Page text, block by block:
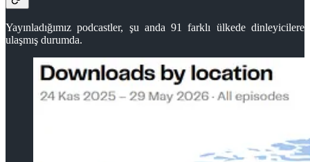
Yayınladığımız podcastler, şu anda 91 farklı ülkede dinleyicilere
ulaşmış durumda.